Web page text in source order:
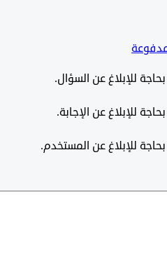
عن السؤال.
عن الإجابة.
عن المستخدم.